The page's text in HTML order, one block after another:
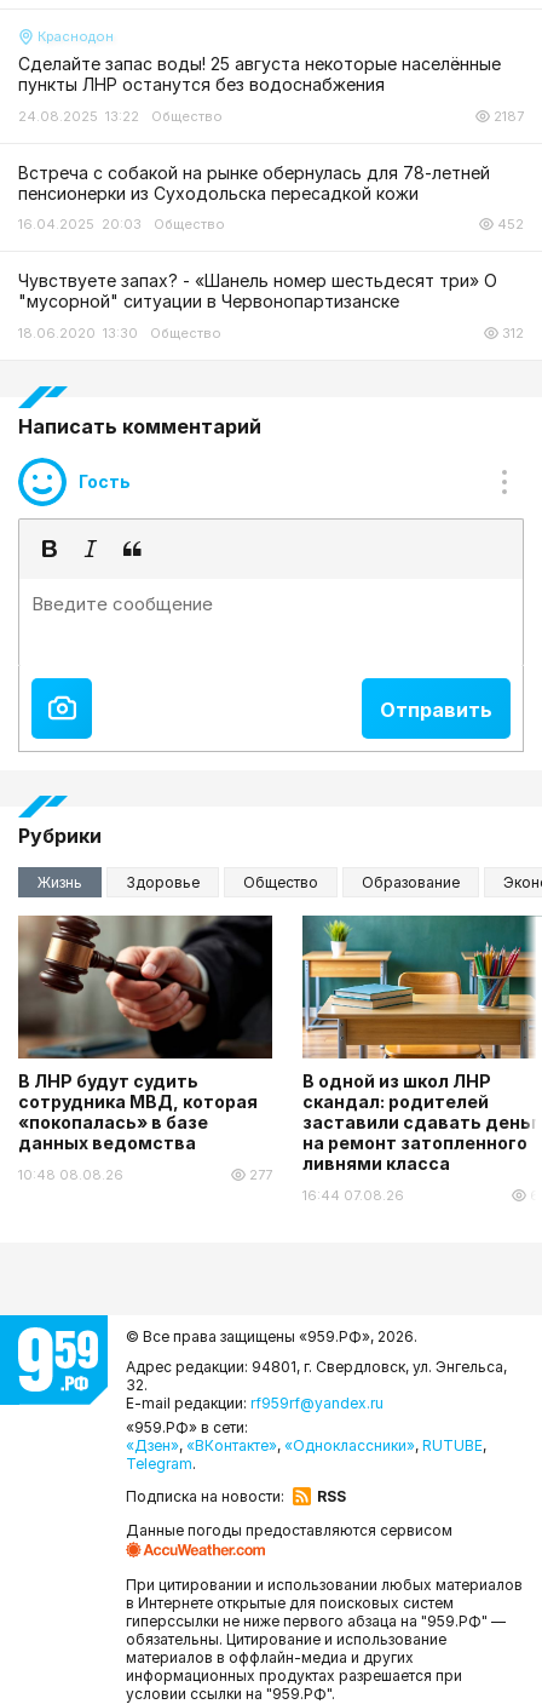
Краснодон
Сделайте запас воды! 25 августа некоторые населённые
пункты ЛНР останутся без водоснабжения
24.08.2025 13:22 Общество 2187
Встреча с собакой на рынке обернулась для 78-летней
пенсионерки из Суходольска пересадкой кожи
16.04.2025 20:03 Общество 452
Чувствуете запах? - «Шанель номер шестьдесят три» О
"мусорной" ситуации в Червонопартизанске
18.06.2020 13:30 Общество 312
Написать комментарий
Гость
Рубрики
Жизнь Здоровье Общество Образование
В ЛНР будут судить
сотрудника МВД, которая
«покопалась» в базе
данных ведомства
10:48 08.08.26 277
В одной из школ ЛНР
скандал: родителей
заставили сдавать
на ремонт затопленного
ливнями класса
16:44 07.08.26
© Все права защищены «959.РФ», 2026.
Адрес редакции: 94801, г. Свердловск, ул. Энгельса,
32.
E-mail редакции: rf959rf@yandex.ru
«959.РФ» в сети:
«Дзен», «ВКонтакте», «Одноклассники», RUTUBE,
Telegram.
Подписка на новости:
RSS
Данные погоды предоставляются сервисом
При цитировании и использовании любых материалов
в Интернете открытые для поисковых систем
гиперссылки не ниже первого абзаца на "959.РФ" —
обязательны. Цитирование и использование
материалов в оффлайн-медиа и других
информационных продуктах разрешается при
условии ссылки на "959.РФ".